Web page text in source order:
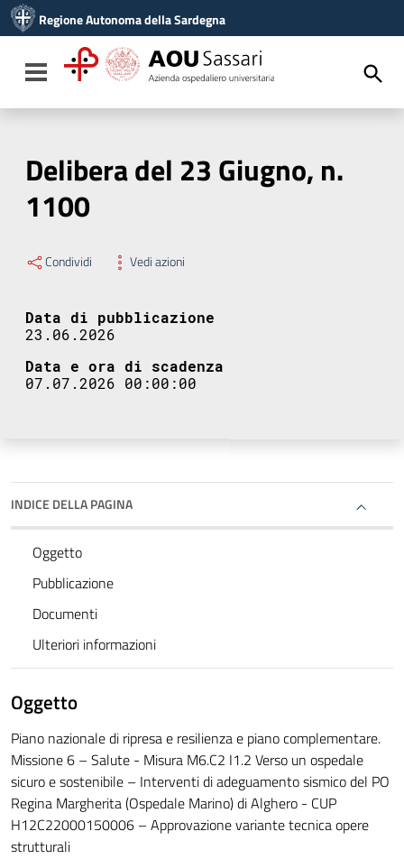
Vai al menu di navigazione
Vai al footer
Regione Autonoma della Sardegna
Toggle navigation
Delibera del 23 Giugno, n.
1100
Condividi Vedi azioni
Data di pubblicazione
23.06.2026
Data e ora di scadenza
07.07.2026 00:00:00
INDICE DELLA PAGINA
Oggetto
Pubblicazione
Documenti
Ulteriori informazioni
Oggetto
Piano nazionale di ripresa e resilienza e piano complementare.
Missione 6 – Salute - Misura M6.C2 I1.2 Verso un ospedale
sicuro e sostenibile – Interventi di adeguamento sismico del PO
Regina Margherita (Ospedale Marino) di Alghero - CUP
H12C22000150006 – Approvazione variante tecnica opere
strutturali